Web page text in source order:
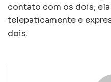
contato com os dois,
telepaticamente e
dois.